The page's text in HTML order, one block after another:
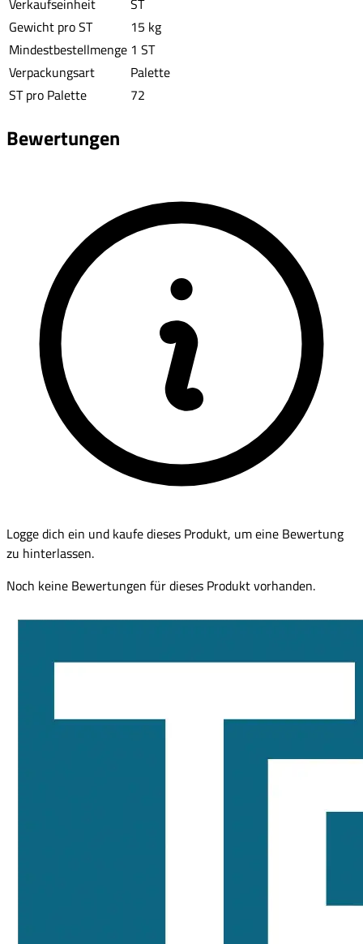
Verkaufseinheit
ST
Gewicht pro ST
15 kg
Mindestbestellmenge 1 ST
Verpackungsart
Palette
ST pro Palette
72
Bewertungen
Logge dich ein und kaufe dieses Produkt, um eine Bewertung
zu hinterlassen.
Noch keine Bewertungen für dieses Produkt vorhanden.